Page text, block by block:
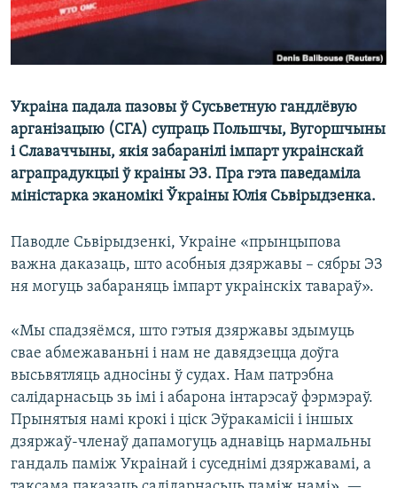
Украіна падала пазовы ў Сусьветную гандлёвую
арганізацыю (СГА) супраць Польшчы, Вугоршчыны
і Славаччыны, якія забаранілі імпарт украінскай
аграпрадукцыі ў краіны ЭЗ. Пра гэта паведаміла
міністарка эканомікі Ўкраіны Юлія Сьвірыдзенка.
Паводле Сьвірыдзенкі, Украіне «прынцыпова
важна даказаць, што асобныя дзяржавы – сябры ЭЗ
ня могуць забараняць імпарт украінскіх тавараў».
«Мы спадзяёмся, што гэтыя дзяржавы здымуць
свае абмежаваньні і нам не давядзецца доўга
высьвятляць адносіны ў судах. Нам патрэбна
салідарнасьць зь імі і абарона інтарэсаў фэрмэраў.
Прынятыя намі крокі і ціск Эўракамісіі і іншых
дзяржаў-членаў дапамогуць аднавіць нармальны
гандаль паміж Украінай і суседнімі дзяржавамі, а